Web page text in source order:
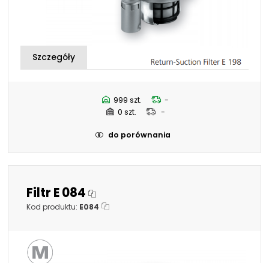
999 szt.
-
0 szt.
-
do porównania
Filtr E 084
Kod produktu: E084